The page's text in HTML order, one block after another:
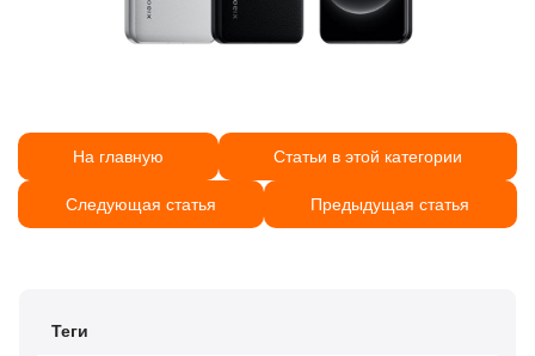
На главную Статьи в этой категории
Следующая статья Предыдущая статья
Теги